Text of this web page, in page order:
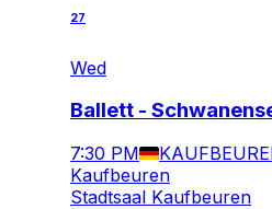
27
Wed
Ballett -
7:30 PM
Kaufbeuren
Stadtsaal Kaufbeuren